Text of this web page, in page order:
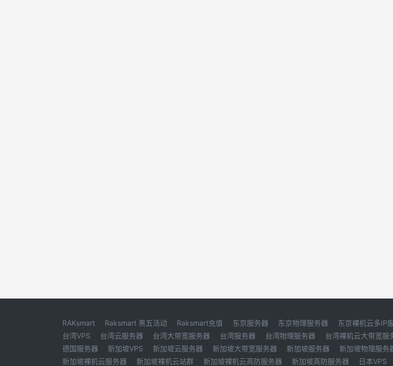
RAKsmart Raksmart 黑五活动 Raksmart充值 东京服务器 东京物理服务器 东京裸机云多IP
台湾VPS
台湾云服务器 台湾大带宽服务器 台湾服务器 台湾物理服务器 台湾裸机云大带宽服
德国服务器
新加坡VPS 新加坡云服务器 新加坡大带宽服务器 新加坡服务器 新加坡物理服务
新加坡裸机云服务器
新加坡裸机云站群 新加坡裸机云高防服务器 新加坡高防服务器 日本VPS